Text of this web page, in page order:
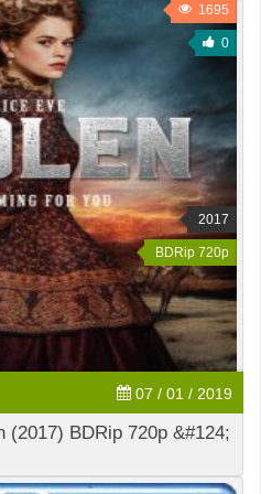
1695
0
2017
BDRip 720p
07 / 01 / 2019
(2017) BDRip 720p &#124;